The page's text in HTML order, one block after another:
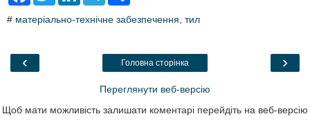
e
o
t
k
e
a
r
# матеріально-технічне забезпечення тил
‹ ›
Головна сторінка
Переглянути веб-версію
Щоб мати можливість залишати коментарі перейдіть на веб-версію